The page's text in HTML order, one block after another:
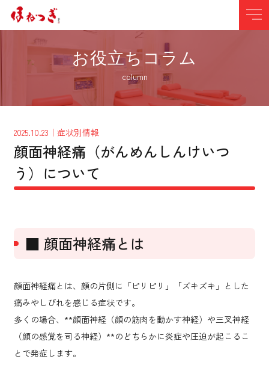
お役立ちコラム
column
2025.10.23 ｜症状別情報
顔面神経痛（がんめんしんけいつ
う）について
■ 顔面神経痛とは
顔面神経痛とは、顔の片側に「ピリピリ」「ズキズキ」とした
痛みやしびれを感じる症状です。
多くの場合、**顔面神経（顔の筋肉を動かす神経）や三叉神経
（顔の感覚を司る神経）**のどちらかに炎症や圧迫が起こるこ
とで発症します。